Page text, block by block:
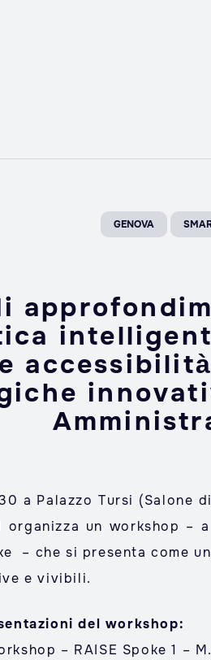
GENOVA
a Palazzo Tursi (Salone
organizza un workshop –
– che si presenta come
e vivibili.
del workshop:
– RAISE Spoke 1 –